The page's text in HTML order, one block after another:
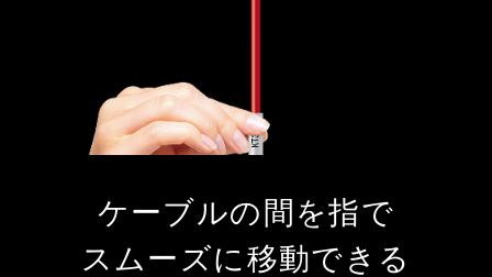
ケーブルの間を指で
スムーズに移動できる